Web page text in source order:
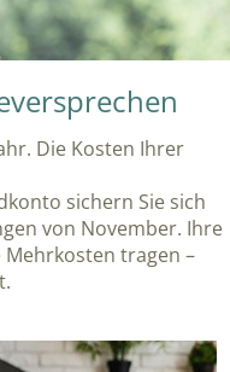
Die Kosten Ihrer
sichern Sie sich
von November. Ihre
tragen –